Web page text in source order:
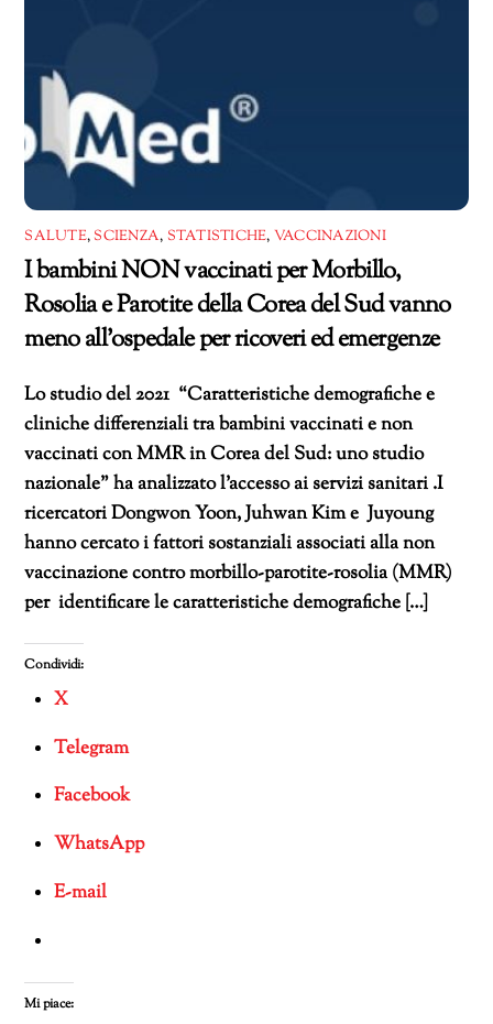
SALUTE,SCIENZA, STATISTICHE, VACCINAZIONI
I bambini NON vaccinati per Morbillo,
Rosolia e Parotite della Corea del Sud vanno
meno all’ospedale per ricoveri ed emergenze
Lo studio del 2021 “Caratteristiche demografiche e
cliniche differenziali tra bambini vaccinati e non
vaccinati con MMR in Corea del Sud: uno studio
nazionale” ha analizzato l’accesso ai servizi sanitari .I
ricercatori Dongwon Yoon, Juhwan Kim e Juyoung
hanno cercato i fattori sostanziali associati alla non
vaccinazione contro morbillo-parotite-rosolia (MMR)
per identificare le caratteristiche demografiche […]
Condividi:
X
Telegram
Facebook
WhatsApp
E-mail
Mi piace: